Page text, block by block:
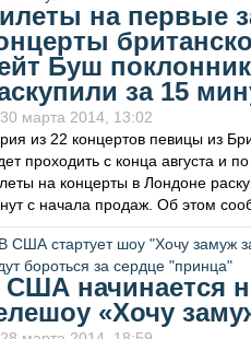
на первые
Буш
за 15
30 марта 2014, 13:02
из 22 концертов певицы из
проходить с конца августа и
на концерты в Лондоне
с начала продаж. Об этом
США начинается
«Хочу